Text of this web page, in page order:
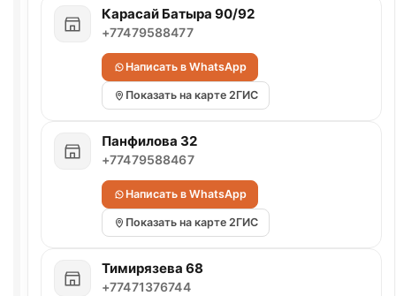
Карасай Батыра 90/92
+77479588477
Написать в WhatsApp
Показать на карте 2ГИС
Панфилова 32
+77479588467
Написать в WhatsApp
Показать на карте 2ГИС
Тимирязева 68
+77471376744